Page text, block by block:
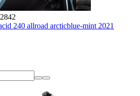
240 allroad arcticblue-mint 2021